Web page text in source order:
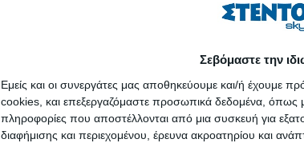
Σεβόμαστε την
Εμείς και οι συνεργάτες μας αποθηκεύουμε και/ή έχουμε
cookies, και επεξεργαζόμαστε προσωπικά δεδομένα, όπως
πληροφορίες που αποστέλλονται από μια συσκευή για
διαφήμισης και περιεχομένου, έρευνα ακροατηρίου και